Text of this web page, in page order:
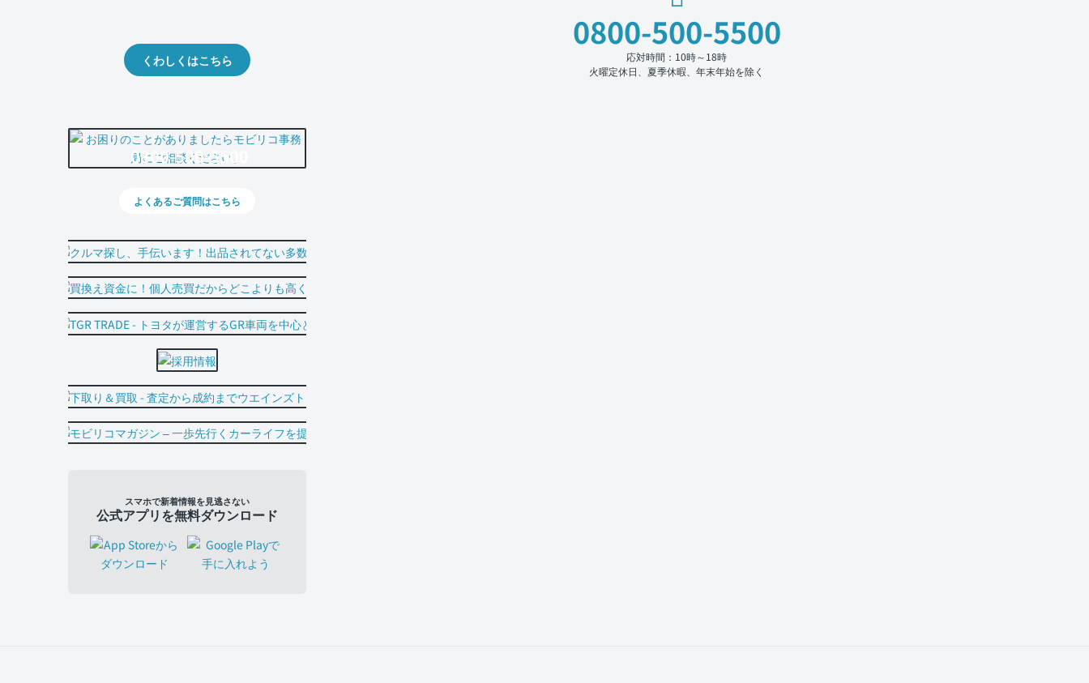
0800-500-5500
応対時間：10時～18時
火曜定休日、夏季休暇、年末年始を除く
くわしくはこちら
0800-500-5500
よくあるご質問はこちら
スマホで新着情報を見逃さない
公式アプリを無料ダウンロード